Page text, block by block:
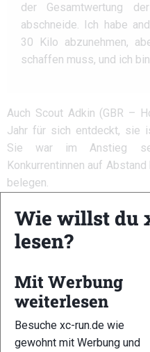
der Gesamtwertung
abschneide. Ich habe
30 Kilo abzunehmen,
schaffen muss, und ich
Auch Scout Adkin (GBR –
Jahr für sich entdeckt, sie
Sie war im Anstieg
Konkurrentinnen auf
belegen.
versucht, im Anstieg hart
auf den flachen
gelitten. Bei Kilometer
verstaucht, ich dachte
Wie willst du
lesen?
Mit Werbung
weiterlesen
Besuche xc-run.de wie
gewohnt mit Werbung und